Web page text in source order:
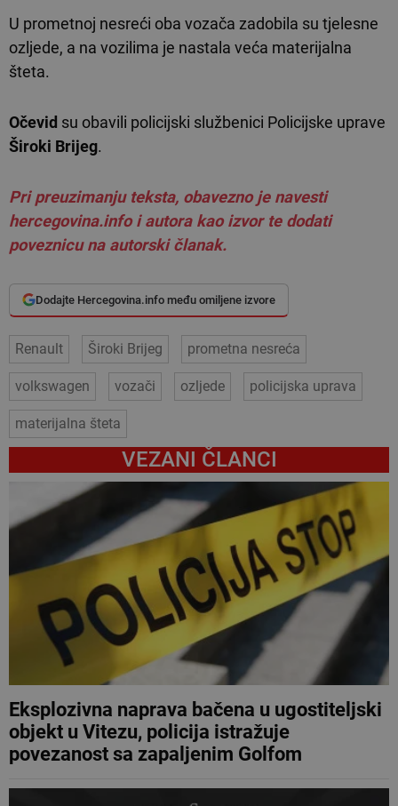
U prometnoj nesreći oba vozača zadobila su tjelesne
ozljede, a na vozilima je nastala veća materijalna
šteta.
Očevid su obavili policijski službenici Policijske uprave
Široki Brijeg.
Pri preuzimanju teksta, obavezno je navesti
hercegovina.info i autora kao izvor te dodati
poveznicu na autorski članak.
Dodajte Hercegovina.info među omiljene izvore
Renault Široki Brijeg prometna nesreća
volkswagen vozači ozljede policijska uprava
materijalna šteta
VEZANI ČLANCI
Eksplozivna naprava bačena u ugostiteljski
objekt u Vitezu, policija istražuje
povezanost sa zapaljenim Golfom